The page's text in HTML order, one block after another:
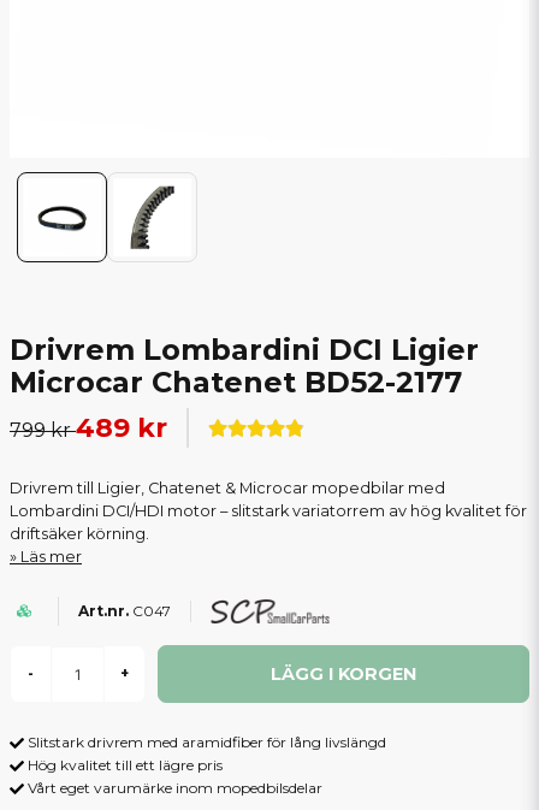
Drivrem Lombardini DCI Ligier
Microcar Chatenet BD52-2177
799 kr489 kr
Drivrem till Ligier, Chatenet & Microcar mopedbilar med
Lombardini DCI/HDI motor – slitstark variatorrem av hög kvalitet för
driftsäker körning.
Läs mer
C047
- + LÄGG I KORGEN
Slitstark drivrem med aramidfiber för lång livslängd
Hög kvalitet till ett lägre pris
Vårt eget varumärke inom mopedbilsdelar